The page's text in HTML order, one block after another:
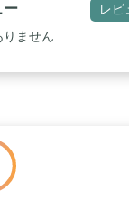
ー レビ
りません